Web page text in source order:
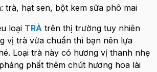
trà, hạt sen, bột kem sữa phô mai
loại TRÀ trên thị trường tuy nhiên
vị trà vừa chuẩn thì bạn nên lựa
Loại trà này có hương vị thanh nhẹ
phất thêm chút hương hoa lài